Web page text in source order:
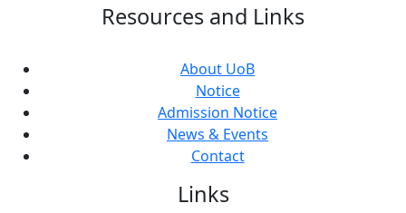
Resources and Links
About UoB
Notice
Admission Notice
News & Events
Contact
Links